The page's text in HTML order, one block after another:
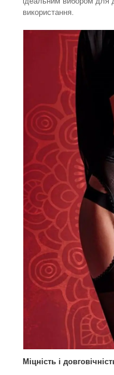
використання.
Міцність і